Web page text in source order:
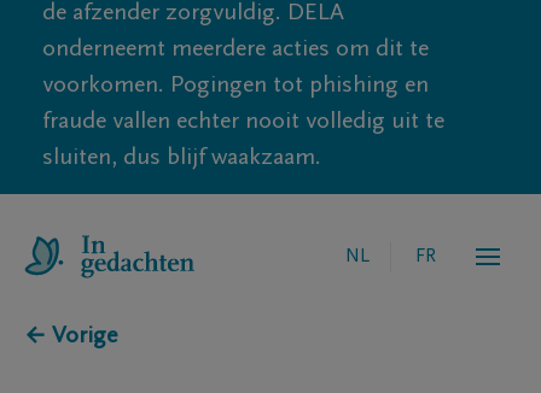
de afzender zorgvuldig. DELA
onderneemt meerdere acties om dit te
voorkomen. Pogingen tot phishing en
fraude vallen echter nooit volledig uit te
sluiten, dus blijf waakzaam.
NL FR
← Vorige